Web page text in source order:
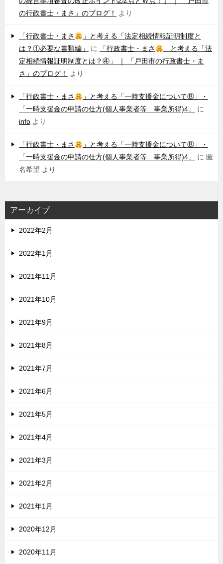
の行政書士・まさ」のブログ！
より
「行政書士・まさ
」と考える「法定相続情報証明制度と
は？①必要な書類編」
に 「行政書士・まさ
」と考える「法
定相続情報証明制度とは？④」 ｜ 「戸田市の行政書士・ま
さ」のブログ！
より
「行政書士・まさ
」と考える「一時支援金について⑧」・
「一時支援金の申請の仕方(個人事業者等 事業所得)4」
に
info より
「行政書士・まさ
」と考える「一時支援金について⑧」・
「一時支援金の申請の仕方(個人事業者等 事業所得)4」
に 匿
名希望 より
アーカイブ
2022年2月
2022年1月
2021年11月
2021年10月
2021年9月
2021年8月
2021年7月
2021年6月
2021年5月
2021年4月
2021年3月
2021年2月
2021年1月
2020年12月
2020年11月